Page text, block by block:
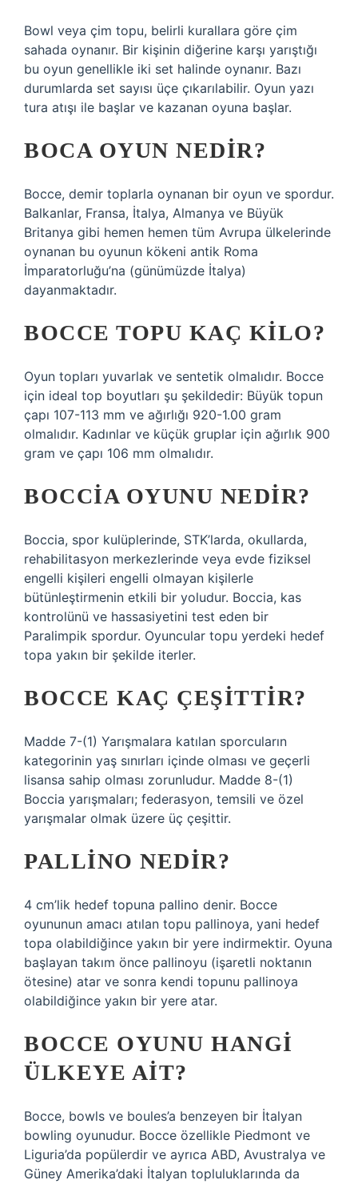
Bowl veya çim topu, belirli kurallara göre çim
sahada oynanır. Bir kişinin diğerine karşı yarıştığı
bu oyun genellikle iki set halinde oynanır. Bazı
durumlarda set sayısı üçe çıkarılabilir. Oyun yazı
tura atışı ile başlar ve kazanan oyuna başlar.
BOCA OYUN NEDIR?
Bocce, demir toplarla oynanan bir oyun ve spordur.
Balkanlar, Fransa, İtalya, Almanya ve Büyük
Britanya gibi hemen hemen tüm Avrupa ülkelerinde
oynanan bu oyunun kökeni antik Roma
İmparatorluğu’na (günümüzde İtalya)
dayanmaktadır.
BOCCE TOPU KAÇ KILO?
Oyun topları yuvarlak ve sentetik olmalıdır. Bocce
için ideal top boyutları şu şekildedir: Büyük topun
çapı 107-113 mm ve ağırlığı 920-1.00 gram
olmalıdır. Kadınlar ve küçük gruplar için ağırlık 900
gram ve çapı 106 mm olmalıdır.
BOCCIA OYUNU NEDIR?
Boccia, spor kulüplerinde, STK’larda, okullarda,
rehabilitasyon merkezlerinde veya evde fiziksel
engelli kişileri engelli olmayan kişilerle
bütünleştirmenin etkili bir yoludur. Boccia, kas
kontrolünü ve hassasiyetini test eden bir
Paralimpik spordur. Oyuncular topu yerdeki hedef
topa yakın bir şekilde iterler.
BOCCE KAÇ ÇEŞITTIR?
Madde 7-(1) Yarışmalara katılan sporcuların
kategorinin yaş sınırları içinde olması ve geçerli
lisansa sahip olması zorunludur. Madde 8-(1)
Boccia yarışmaları; federasyon, temsili ve özel
yarışmalar olmak üzere üç çeşittir.
PALLINO NEDIR?
4 cm’lik hedef topuna pallino denir. Bocce
oyununun amacı atılan topu pallinoya, yani hedef
topa olabildiğince yakın bir yere indirmektir. Oyuna
başlayan takım önce pallinoyu (işaretli noktanın
ötesine) atar ve sonra kendi topunu pallinoya
olabildiğince yakın bir yere atar.
BOCCE OYUNU HANGI
ÜLKEYE AIT?
Bocce, bowls ve boules’a benzeyen bir İtalyan
bowling oyunudur. Bocce özellikle Piedmont ve
Liguria’da popülerdir ve ayrıca ABD, Avustralya ve
Güney Amerika’daki İtalyan topluluklarında da